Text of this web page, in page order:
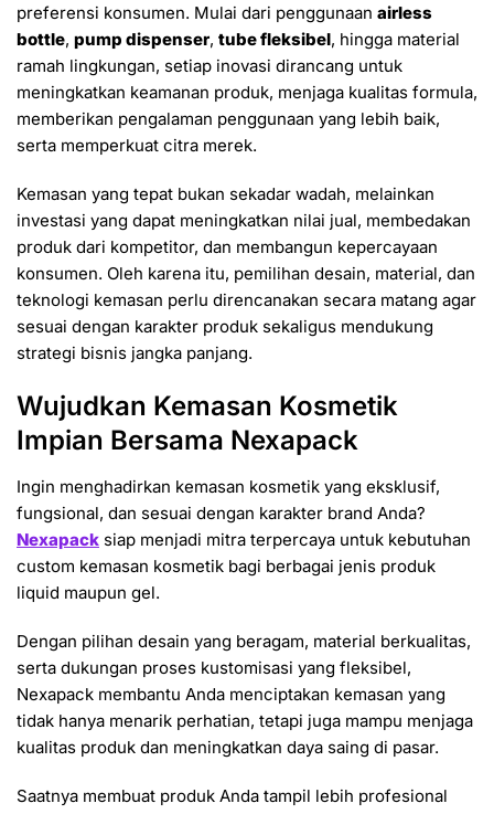
preferensi konsumen. Mulai dari penggunaan airless
bottle, pump dispenser, tube fleksibel, hingga material
ramah lingkungan, setiap inovasi dirancang untuk
meningkatkan keamanan produk, menjaga kualitas formula,
memberikan pengalaman penggunaan yang lebih baik,
serta memperkuat citra merek.
Kemasan yang tepat bukan sekadar wadah, melainkan
investasi yang dapat meningkatkan nilai jual, membedakan
produk dari kompetitor, dan membangun kepercayaan
konsumen. Oleh karena itu, pemilihan desain, material, dan
teknologi kemasan perlu direncanakan secara matang agar
sesuai dengan karakter produk sekaligus mendukung
strategi bisnis jangka panjang.
Wujudkan Kemasan Kosmetik
Impian Bersama Nexapack
Ingin menghadirkan kemasan kosmetik yang eksklusif,
fungsional, dan sesuai dengan karakter brand Anda?
Nexapack siap menjadi mitra terpercaya untuk kebutuhan
custom kemasan kosmetik bagi berbagai jenis produk
liquid maupun gel.
Dengan pilihan desain yang beragam, material berkualitas,
serta dukungan proses kustomisasi yang fleksibel,
Nexapack membantu Anda menciptakan kemasan yang
tidak hanya menarik perhatian, tetapi juga mampu menjaga
kualitas produk dan meningkatkan daya saing di pasar.
Saatnya membuat produk Anda tampil lebih profesional